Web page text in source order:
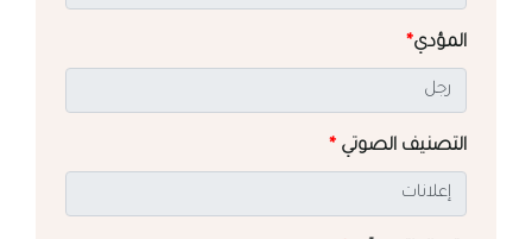
المؤدي*
التصنيف الصوتي *